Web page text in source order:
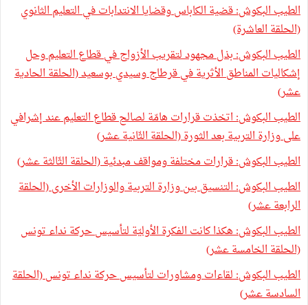
الطيب البكوش: قضية الكاباس وقضايا الانتدابات في التعليم الثانوي
(الحلقة العاشرة)
الطيب البكوش: بذل مجهود لتقريب الأزواج في قطاع التعليم وحل
إشكاليات المناطق الأثرية في قرطاج وسيدي بوسعيد (الحلقة الحادية
عشر)
الطيب البكوش: اتخذت قرارات هامّة لصالح قطاع التعليم عند إشرافي
على وزارة التربية بعد الثورة (الحلقة الثّانية عشر)
الطيب البكوش: قرارات مختلفة ومواقف مبدئية (الحلقة الثّالثة عشر)
الطيب البكوش: التنسيق بين وزارة التربية والوزارات الأخرى (الحلقة
الرابعة عشر)
الطيب البكوش: هكذا كانت الفكرة الأوليّة لتأسيس حركة نداء تونس
(الحلقة الخامسة عشر)
الطيب البكوش: لقاءات ومشاورات لتأسيس حركة نداء تونس (الحلقة
السادسة عشر)